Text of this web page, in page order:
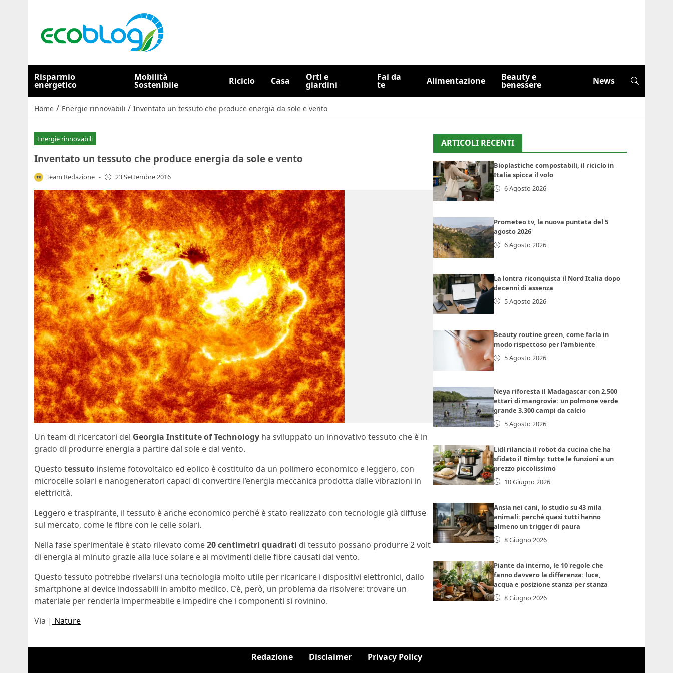
Risparmio
energetico
Mobilità
Sostenibile Riciclo Casa Orti e
giardini
Fai da
te Alimentazione Beauty e
benessere News
Home / Energie rinnovabili / Inventato un tessuto che produce energia da sole e vento
Energie rinnovabili
Inventato un tessuto che produce energia da sole e vento
Team Redazione - 23 Settembre 2016
Un team di ricercatori del Georgia Institute of Technology ha sviluppato un innovativo tessuto che è in
grado di produrre energia a partire dal sole e dal vento.
Questo tessuto insieme fotovoltaico ed eolico è costituito da un polimero economico e leggero, con
microcelle solari e nanogeneratori capaci di convertire l’energia meccanica prodotta dalle vibrazioni in
elettricità.
Leggero e traspirante, il tessuto è anche economico perché è stato realizzato con tecnologie già diffuse
sul mercato, come le fibre con le celle solari.
Nella fase sperimentale è stato rilevato come20 centimetri quadrati di tessuto possano produrre 2 volt
di energia al minuto grazie alla luce solare e ai movimenti delle fibre causati dal vento.
Questo tessuto potrebbe rivelarsi una tecnologia molto utile per ricaricare i dispositivi elettronici, dallo
smartphone ai device indossabili in ambito medico. C’è, però, un problema da risolvere: trovare un
materiale per renderla impermeabile e impedire che i componenti si rovinino.
Via | Nature
ARTICOLI RECENTI
Bioplastiche compostabili, il riciclo in
Italia spicca il volo
6 Agosto 2026
Prometeo tv, la nuova puntata del 5
agosto 2026
6 Agosto 2026
La lontra riconquista il Nord Italia dopo
decenni di assenza
5 Agosto 2026
Beauty routine green, come farla in
modo rispettoso per l’ambiente
5 Agosto 2026
Neya riforesta il Madagascar con 2.500
ettari di mangrovie: un polmone verde
grande 3.300 campi da calcio
5 Agosto 2026
Lidl rilancia il robot da cucina che ha
sfidato il Bimby: tutte le funzioni a un
prezzo piccolissimo
10 Giugno 2026
Ansia nei cani, lo studio su 43 mila
animali: perché quasi tutti hanno
almeno un trigger di paura
8 Giugno 2026
Piante da interno, le 10 regole che
fanno davvero la differenza: luce,
acqua e posizione stanza per stanza
8 Giugno 2026
Redazione Disclaimer Privacy Policy